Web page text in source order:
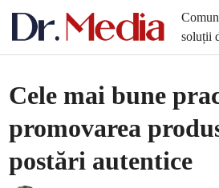
soluții
Cele mai bune
promovarea
postări autentice